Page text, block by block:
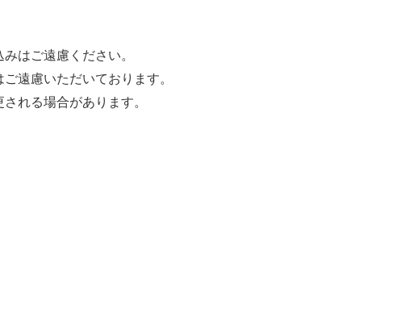
はご遠慮ください。
遠慮いただいております。
れる場合があります。